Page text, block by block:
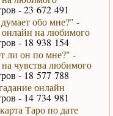
- 23 672 491
обо мне?" -
онлайн на любимого
- 18 938 154
ли он по мне?" -
на чувства любимого
- 18 577 788
онлайн
- 14 734 981
Таро по дате